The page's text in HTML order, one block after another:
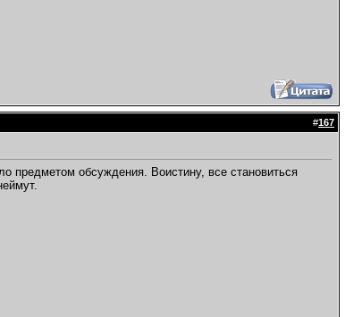
#167
предметом обсуждения. Воистину, все становиться